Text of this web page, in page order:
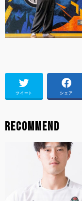
ツイート シェア
RECOMMEND